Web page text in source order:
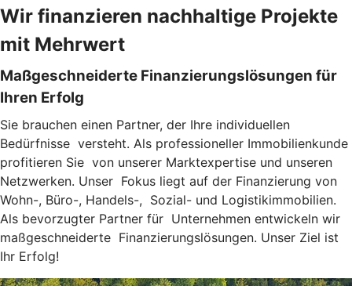
Wir finanzieren nachhaltige Projekte
mit Mehrwert
Maßgeschneiderte Finanzierungslösungen für
Ihren Erfolg
Sie brauchen einen Partner, der Ihre individuellen
Bedürfnisse versteht. Als professioneller Immobilienkunde
profitieren Sie von unserer Marktexpertise und unseren
Netzwerken. Unser Fokus liegt auf der Finanzierung von
Wohn-, Büro-, Handels-, Sozial- und Logistikimmobilien.
Als bevorzugter Partner für Unternehmen entwickeln wir
maßgeschneiderte Finanzierungslösungen. Unser Ziel ist
Ihr Erfolg!